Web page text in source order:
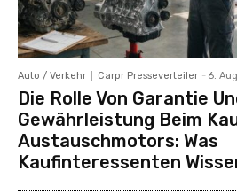
Auto / Verkehr Carpr Presseverteiler - 6.
Die Rolle Von Garantie
Gewährleistung Beim
Austauschmotors: Was
Kaufinteressenten